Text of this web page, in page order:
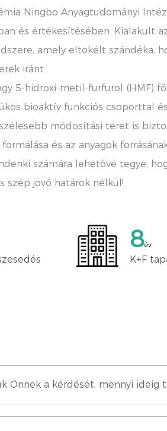
Ningbo Anyagtudományi
és értékesítésében. Kialakult
amely eltökélt szándéka,
iránt.
5-hidroxi-metil-furfurol (HMF)
bioaktív funkciós csoporttal
módosítási teret is
és az anyagok
számára lehetővé tegye,
szép jövő határok nélkül!
10
K+F
Önnek a kérdését, mennyi ideig